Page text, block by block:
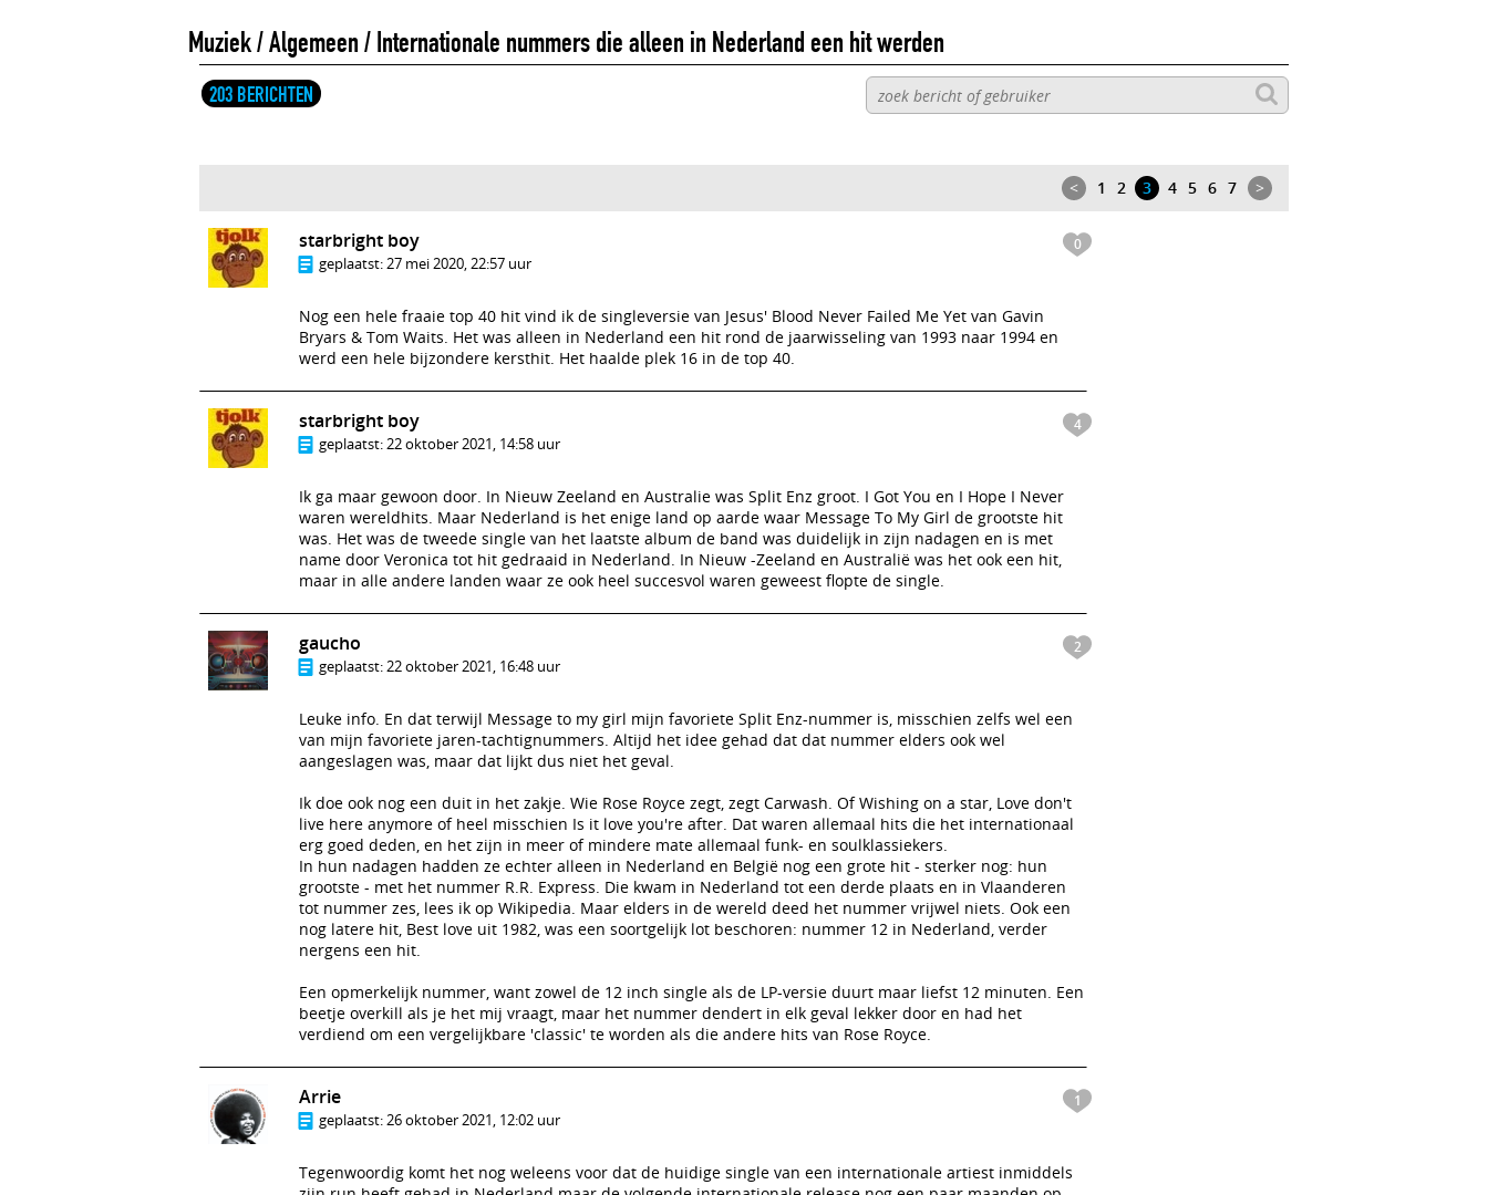
Muziek/Algemeen/Internationale nummers die alleen in Nederland een hit werden
203 BERICHTEN
< 1 2 3 4 5 6 7 >
0
starbright boy
geplaatst:27 mei 2020, 22:57 uur
Nog een hele fraaie top 40 hit vind ik de singleversie van Jesus' Blood Never Failed Me Yet van Gavin
Bryars & Tom Waits. Het was alleen in Nederland een hit rond de jaarwisseling van 1993 naar 1994 en
werd een hele bijzondere kersthit. Het haalde plek 16 in de top 40.
4
starbright boy
geplaatst:22 oktober 2021, 14:58 uur
Ik ga maar gewoon door. In Nieuw Zeeland en Australie was Split Enz groot. I Got You en I Hope I Never
waren wereldhits. Maar Nederland is het enige land op aarde waar Message To My Girl de grootste hit
was. Het was de tweede single van het laatste album de band was duidelijk in zijn nadagen en is met
name door Veronica tot hit gedraaid in Nederland. In Nieuw -Zeeland en Australië was het ook een hit,
maar in alle andere landen waar ze ook heel succesvol waren geweest flopte de single.
2
gaucho
geplaatst:22 oktober 2021, 16:48 uur
Leuke info. En dat terwijl Message to my girl mijn favoriete Split Enz-nummer is, misschien zelfs wel een
van mijn favoriete jaren-tachtignummers. Altijd het idee gehad dat dat nummer elders ook wel
aangeslagen was, maar dat lijkt dus niet het geval.
Ik doe ook nog een duit in het zakje. Wie Rose Royce zegt, zegt Carwash. Of Wishing on a star, Love don't
live here anymore of heel misschien Is it love you're after. Dat waren allemaal hits die het internationaal
erg goed deden, en het zijn in meer of mindere mate allemaal funk- en soulklassiekers.
In hun nadagen hadden ze echter alleen in Nederland en België nog een grote hit - sterker nog: hun
grootste - met het nummer R.R. Express. Die kwam in Nederland tot een derde plaats en in Vlaanderen
tot nummer zes, lees ik op Wikipedia. Maar elders in de wereld deed het nummer vrijwel niets. Ook een
nog latere hit, Best love uit 1982, was een soortgelijk lot beschoren: nummer 12 in Nederland, verder
nergens een hit.
Een opmerkelijk nummer, want zowel de 12 inch single als de LP-versie duurt maar liefst 12 minuten. Een
beetje overkill als je het mij vraagt, maar het nummer dendert in elk geval lekker door en had het
verdiend om een vergelijkbare 'classic' te worden als die andere hits van Rose Royce.
1
Arrie
geplaatst:26 oktober 2021, 12:02 uur
Tegenwoordig komt het nog weleens voor dat de huidige single van een internationale artiest inmiddels